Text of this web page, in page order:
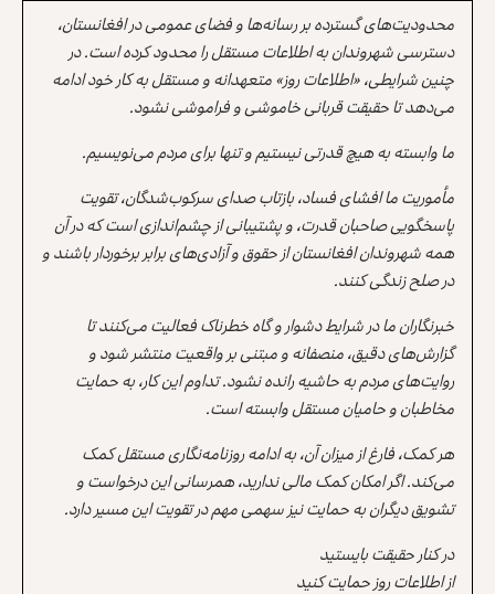
محدودیت‌های گسترده بر رسانه‌ها و فضای عمومی در افغانستان،
دسترسی شهروندان به اطلاعات مستقل را محدود کرده است. در
چنین شرایطی، «اطلاعات روز» متعهدانه و مستقل به کار خود ادامه
می‌دهد تا حقیقت قربانی خاموشی و فراموشی نشود.
ما وابسته به هیچ قدرتی نیستیم و تنها برای مردم می‌نویسیم.
مأموریت ما افشای فساد، بازتاب صدای سرکوب‌شدگان، تقویت
پاسخگویی صاحبان قدرت، و پشتیبانی از چشم‌اندازی است که در آن
همه شهروندان افغانستان از حقوق و آزادی‌های برابر برخوردار باشند و
در صلح زندگی کنند.
خبرنگاران ما در شرایط دشوار و گاه خطرناک فعالیت می‌کنند تا
گزارش‌های دقیق، منصفانه و مبتنی بر واقعیت منتشر شود و
روایت‌های مردم به حاشیه رانده نشود. تداوم این کار، به حمایت
مخاطبان و حامیان مستقل وابسته است.
هر کمک، فارغ از میزان آن، به ادامه روزنامه‌نگاری مستقل کمک
می‌کند. اگر امکان کمک مالی ندارید، همرسانی این درخواست و
تشویق دیگران به حمایت نیز سهمی مهم در تقویت این مسیر دارد.
در کنار حقیقت بایستید
از اطلاعات روز حمایت کنید